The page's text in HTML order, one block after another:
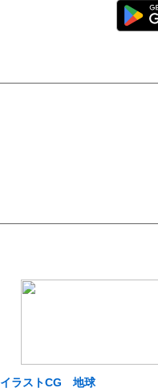
イラストCG 地球